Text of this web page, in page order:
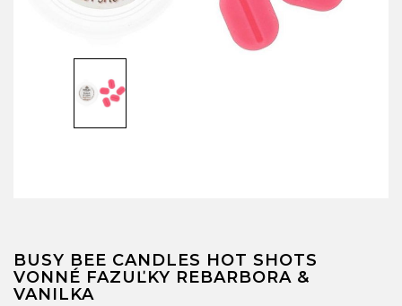
BUSY BEE CANDLES HOT SHOTS
VONNÉ FAZUĽKY REBARBORA &
VANILKA